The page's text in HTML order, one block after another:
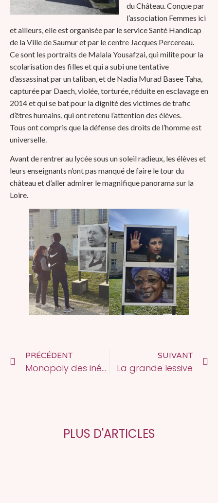
du Château. Conçue par
l’association Femmes ici
et ailleurs, elle est organisée par le service Santé Handicap
de la Ville de Saumur et par le centre Jacques Percereau.
Ce sont les portraits de Malala Yousafzai, qui milite pour la
scolarisation des filles et qui a subi une tentative
d’assassinat par un taliban, et de Nadia Murad Basee Taha,
capturée par Daech, violée, torturée, réduite en esclavage en
2014 et qui se bat pour la dignité des victimes de trafic
d’êtres humains, qui ont retenu l’attention des élèves.
Tous ont compris que la défense des droits de l’homme est
universelle.
Avant de rentrer au lycée sous un soleil radieux, les élèves et
leurs enseignants n’ont pas manqué de faire le tour du
château et d’aller admirer le magnifique panorama sur la
Loire.
PRÉCÉDENT
Monopoly des inégalités !
SUIVANT
La grande lessive
PLUS D'ARTICLES